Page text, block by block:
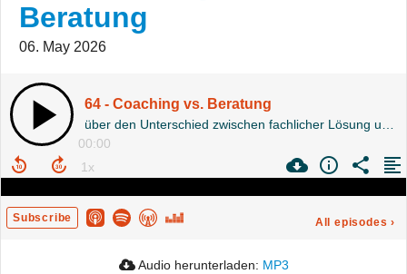
Beratung
06. May 2026
64 - Coaching vs. Beratung
00:00
Subscribe All episodes ›
Audio herunterladen: MP3